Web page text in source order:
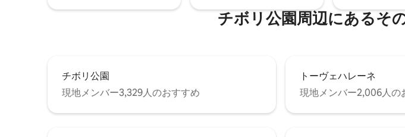
チボリ公園⁠周⁠辺⁠に⁠あ⁠るそ⁠
チボリ公園
現地メンバー3,329人のおすすめ
トーヴェハレーネ
現地メンバー2,006人の